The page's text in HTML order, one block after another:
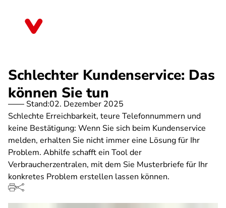
Schlechter Kundenservice: Das
können Sie tun
Stand:02. Dezember 2025
Schlechte Erreichbarkeit, teure Telefonnummern und
keine Bestätigung: Wenn Sie sich beim Kundenservice
melden, erhalten Sie nicht immer eine Lösung für Ihr
Problem. Abhilfe schafft ein Tool der
Verbraucherzentralen, mit dem Sie Musterbriefe für Ihr
konkretes Problem erstellen lassen können.